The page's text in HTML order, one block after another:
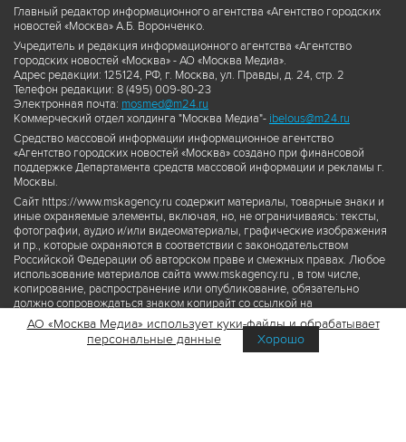
Главный редактор информационного агентства «Агентство городских
новостей «Москва» А.Б. Воронченко.
Учредитель и редакция информационного агентства «Агентство
городских новостей «Москва» - АО «Москва Медиа».
Адрес редакции: 125124, РФ, г. Москва, ул. Правды, д. 24, стр. 2
Телефон редакции: 8 (495) 009-80-23
Электронная почта: mosmed@m24.ru
Коммерческий отдел холдинга "Москва Медиа"- ibelous@m24.ru
Средство массовой информации информационное агентство
«Агентство городских новостей «Москва» создано при финансовой
поддержке Департамента средств массовой информации и рекламы г.
Москвы.
Сайт https://www.mskagency.ru содержит материалы, товарные знаки и
иные охраняемые элементы, включая, но, не ограничиваясь: тексты,
фотографии, аудио и/или видеоматериалы, графические изображения
и пр., которые охраняются в соответствии с законодательством
Российской Федерации об авторском праве и смежных правах. Любое
использование материалов сайта www.mskagency.ru , в том числе,
копирование, распространение или опубликование, обязательно
должно сопровождаться знаком копирайт со ссылкой на
правообладателя © АО «Москва Медиа», а также гиперссылкой на сайт
www.mskagency.ru как на первоисточник информации. Переработка
материалов сайта www.mskagency.ru не допускается.
АО «Москва Медиа» использует куки-файлы и обрабатывает
персональные данные
Хорошо